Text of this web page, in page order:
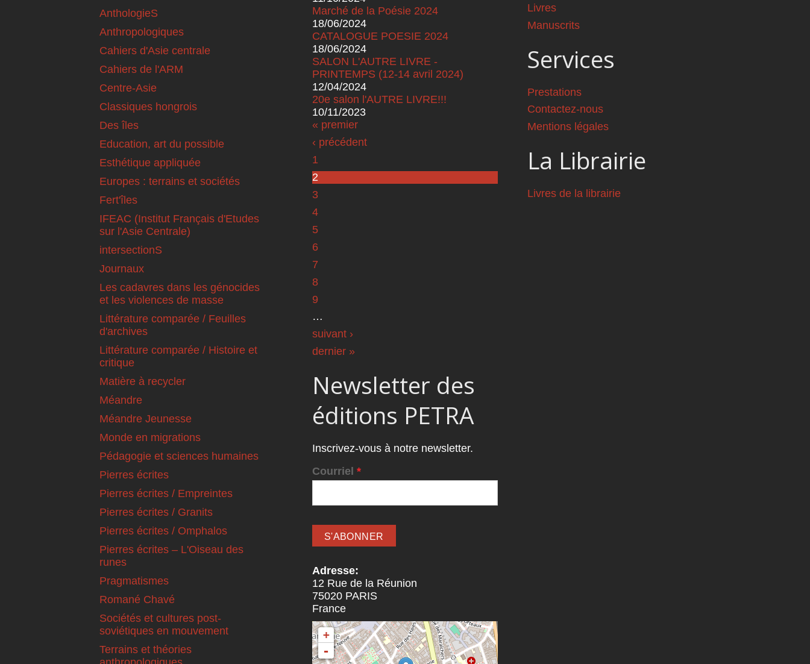
AnthologieS
Anthropologiques
Cahiers d'Asie centrale
Cahiers de l'ARM
Centre-Asie
Classiques hongrois
Des îles
Education, art du possible
Esthétique appliquée
Europes : terrains et sociétés
Fert'îles
IFEAC (Institut Français d'Etudes
sur l'Asie Centrale)
intersectionS
Journaux
Les cadavres dans les génocides
et les violences de masse
Littérature comparée / Feuilles
d'archives
Littérature comparée / Histoire et
critique
Matière à recycler
Méandre
Méandre Jeunesse
Monde en migrations
Pédagogie et sciences humaines
Pierres écrites
Pierres écrites / Empreintes
Pierres écrites / Granits
Pierres écrites / Omphalos
Pierres écrites – L'Oiseau des
runes
Pragmatismes
Romané Chavé
Sociétés et cultures post-
soviétiques en mouvement
Terrains et théories
Marché de la Poésie 2024
18/06/2024
CATALOGUE POESIE 2024
18/06/2024
SALON L'AUTRE LIVRE -
PRINTEMPS (12-14 avril 2024)
12/04/2024
20e salon l'AUTRE LIVRE!!!
10/11/2023
Pages
« premier
‹ précédent
1
2
3
4
5
6
7
8
9
…
suivant ›
dernier »
Newsletter des
éditions PETRA
Inscrivez-vous à notre newsletter.
Courriel *
Adresse:
12 Rue de la Réunion
75020 PARIS
France
+
-
Livres
Manuscrits
Services
Prestations
Contactez-nous
Mentions légales
La Librairie
Livres de la librairie